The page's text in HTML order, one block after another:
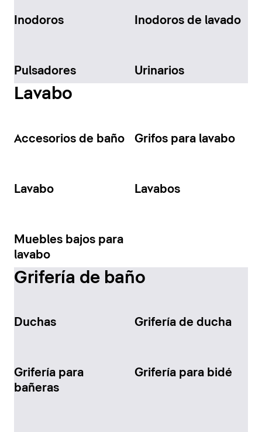
Inodoros Inodoros de lavado
Pulsadores Urinarios
Lavabo
Accesorios de baño Grifos para lavabo
Lavabo Lavabos
Muebles bajos para
lavabo
Grifería de baño
Duchas Grifería de ducha
Grifería para
bañeras
Grifería para bidé